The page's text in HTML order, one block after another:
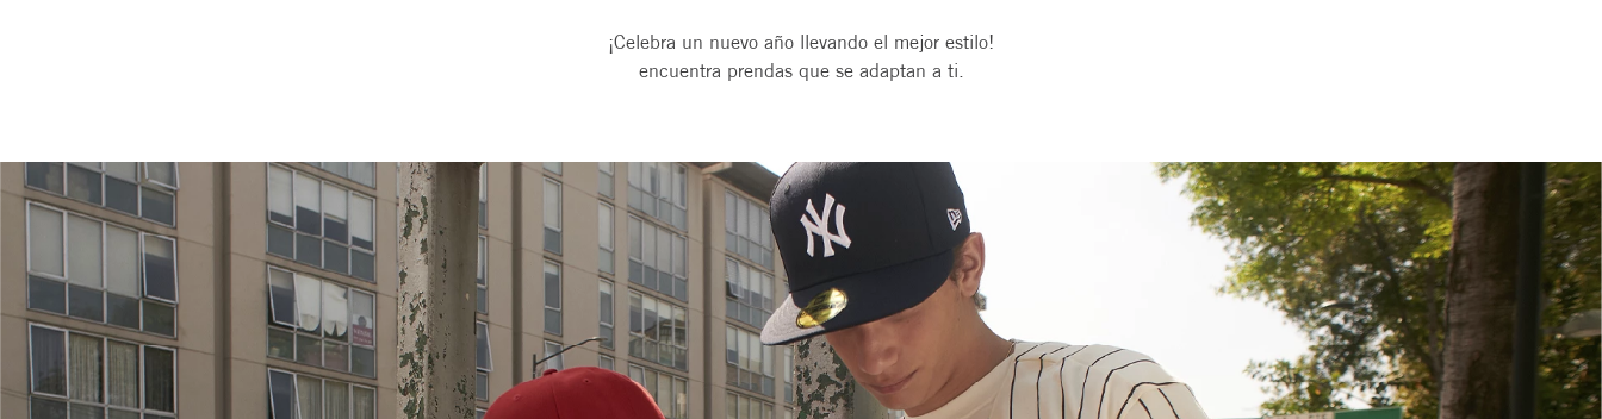
¡Celebra un nuevo año llevando el mejor estilo!
encuentra prendas que se adaptan a ti.